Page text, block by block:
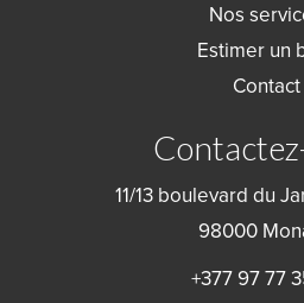
Nos
Estimer un
Contact
11/13 boulevard du
98000
+377 97 77